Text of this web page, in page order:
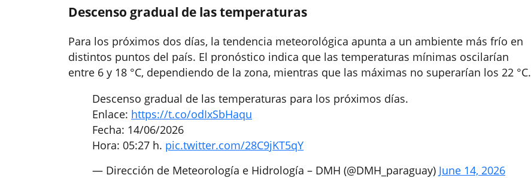
Descenso gradual de las temperaturas
Para los próximos dos días, la tendencia meteorológica apunta a un ambiente más frío en
distintos puntos del país. El pronóstico indica que las temperaturas mínimas oscilarían
entre 6 y 18 °C, dependiendo de la zona, mientras que las máximas no superarían los 22 °C.
Descenso gradual de las temperaturas para los próximos días.
Enlace: https://t.co/odIxSbHaqu
Fecha: 14/06/2026
Hora: 05:27 h. pic.twitter.com/28C9jKT5qY
— Dirección de Meteorología e Hidrología – DMH (@DMH_paraguay) June 14, 2026